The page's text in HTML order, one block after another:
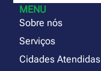
MENU
Sobre nós
Serviços
Cidades Atendidas